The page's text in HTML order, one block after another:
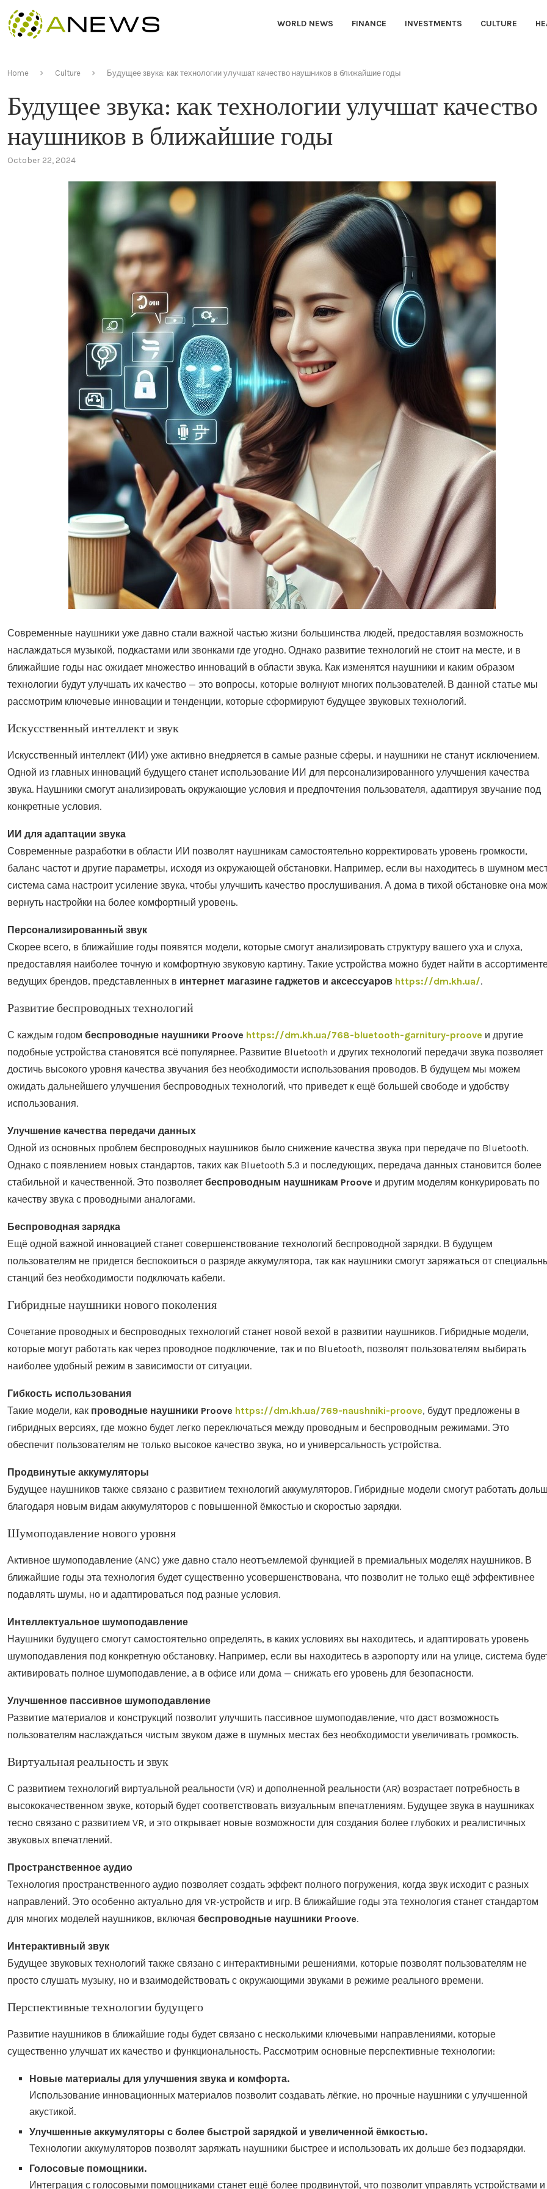
WORLD NEWS FINANCE INVESTMENTS CULTURE
Home Culture Будущее звука: как технологии улучшат качество наушников в ближайшие годы
Будущее звука: как технологии улучшат качество
наушников в ближайшие годы
October 22, 2024
Современные наушники уже давно стали важной частью жизни большинства людей, предоставляя возможность
наслаждаться музыкой, подкастами или звонками где угодно. Однако развитие технологий не стоит на месте, и в
ближайшие годы нас ожидает множество инноваций в области звука. Как изменятся наушники и каким образом
технологии будут улучшать их качество — это вопросы, которые волнуют многих пользователей. В данной статье мы
рассмотрим ключевые инновации и тенденции, которые сформируют будущее звуковых технологий.
Искусственный интеллект и звук
Искусственный интеллект (ИИ) уже активно внедряется в самые разные сферы, и наушники не станут исключением.
Одной из главных инноваций будущего станет использование ИИ для персонализированного улучшения качества
звука. Наушники смогут анализировать окружающие условия и предпочтения пользователя, адаптируя звучание под
конкретные условия.
ИИ для адаптации звука
Современные разработки в области ИИ позволят наушникам самостоятельно корректировать уровень громкости,
баланс частот и другие параметры, исходя из окружающей обстановки. Например, если вы находитесь в шумном
система сама настроит усиление звука, чтобы улучшить качество прослушивания. А дома в тихой обстановке она
вернуть настройки на более комфортный уровень.
Персонализированный звук
Скорее всего, в ближайшие годы появятся модели, которые смогут анализировать структуру вашего уха и слуха,
предоставляя наиболее точную и комфортную звуковую картину. Такие устройства можно будет найти в
ведущих брендов, представленных в интернет магазине гаджетов и аксессуаров https://dm.kh.ua/.
Развитие беспроводных технологий
С каждым годом беспроводные наушники Proove https://dm.kh.ua/768-bluetooth-garnitury-proove и другие
подобные устройства становятся всё популярнее. Развитие Bluetooth и других технологий передачи звука позволяет
достичь высокого уровня качества звучания без необходимости использования проводов. В будущем мы можем
ожидать дальнейшего улучшения беспроводных технологий, что приведет к ещё большей свободе и удобству
использования.
Улучшение качества передачи данных
Одной из основных проблем беспроводных наушников было снижение качества звука при передаче по Bluetooth.
Однако с появлением новых стандартов, таких как Bluetooth 5.3 и последующих, передача данных становится более
стабильной и качественной. Это позволяет беспроводным наушникам Proove и другим моделям конкурировать по
качеству звука с проводными аналогами.
Беспроводная зарядка
Ещё одной важной инновацией станет совершенствование технологий беспроводной зарядки. В будущем
пользователям не придется беспокоиться о разряде аккумулятора, так как наушники смогут заряжаться от
станций без необходимости подключать кабели.
Гибридные наушники нового поколения
Сочетание проводных и беспроводных технологий станет новой вехой в развитии наушников. Гибридные модели,
которые могут работать как через проводное подключение, так и по Bluetooth, позволят пользователям выбирать
наиболее удобный режим в зависимости от ситуации.
Гибкость использования
Такие модели, как проводные наушники Proove https://dm.kh.ua/769-naushniki-proove, будут предложены в
гибридных версиях, где можно будет легко переключаться между проводным и беспроводным режимами. Это
обеспечит пользователям не только высокое качество звука, но и универсальность устройства.
Продвинутые аккумуляторы
Будущее наушников также связано с развитием технологий аккумуляторов. Гибридные модели смогут работать
благодаря новым видам аккумуляторов с повышенной ёмкостью и скоростью зарядки.
Шумоподавление нового уровня
Активное шумоподавление (ANC) уже давно стало неотъемлемой функцией в премиальных моделях наушников. В
ближайшие годы эта технология будет существенно усовершенствована, что позволит не только ещё эффективнее
подавлять шумы, но и адаптироваться под разные условия.
Интеллектуальное шумоподавление
Наушники будущего смогут самостоятельно определять, в каких условиях вы находитесь, и адаптировать уровень
шумоподавления под конкретную обстановку. Например, если вы находитесь в аэропорту или на улице, система
активировать полное шумоподавление, а в офисе или дома — снижать его уровень для безопасности.
Улучшенное пассивное шумоподавление
Развитие материалов и конструкций позволит улучшить пассивное шумоподавление, что даст возможность
пользователям наслаждаться чистым звуком даже в шумных местах без необходимости увеличивать громкость.
Виртуальная реальность и звук
С развитием технологий виртуальной реальности (VR) и дополненной реальности (AR) возрастает потребность в
высококачественном звуке, который будет соответствовать визуальным впечатлениям. Будущее звука в наушниках
тесно связано с развитием VR, и это открывает новые возможности для создания более глубоких и реалистичных
звуковых впечатлений.
Пространственное аудио
Технология пространственного аудио позволяет создать эффект полного погружения, когда звук исходит с разных
направлений. Это особенно актуально для VR-устройств и игр. В ближайшие годы эта технология станет стандартом
для многих моделей наушников, включая беспроводные наушники Proove.
Интерактивный звук
Будущее звуковых технологий также связано с интерактивными решениями, которые позволят пользователям не
просто слушать музыку, но и взаимодействовать с окружающими звуками в режиме реального времени.
Перспективные технологии будущего
Развитие наушников в ближайшие годы будет связано с несколькими ключевыми направлениями, которые
существенно улучшат их качество и функциональность. Рассмотрим основные перспективные технологии:
Новые материалы для улучшения звука и комфорта.
Использование инновационных материалов позволит создавать лёгкие, но прочные наушники с улучшенной
акустикой.
Улучшенные аккумуляторы с более быстрой зарядкой и увеличенной ёмкостью.
Технологии аккумуляторов позволят заряжать наушники быстрее и использовать их дольше без подзарядки.
Голосовые помощники.
Интеграция с голосовыми помощниками станет ещё более продвинутой, что позволит управлять устройствами и